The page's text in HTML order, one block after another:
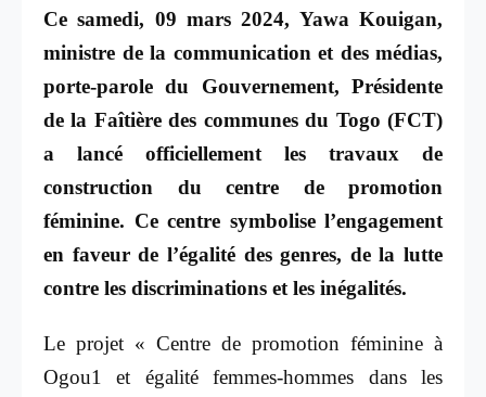
Ce samedi, 09 mars 2024, Yawa Kouigan,
ministre de la communication et des médias,
porte-parole du Gouvernement, Présidente
de la Faîtière des communes du Togo (FCT)
a lancé officiellement les travaux de
construction du centre de promotion
féminine. Ce centre symbolise l’engagement
en faveur de l’égalité des genres, de la lutte
contre les discriminations et les inégalités.
Le projet « Centre de promotion féminine à
Ogou1 et égalité femmes-hommes dans les